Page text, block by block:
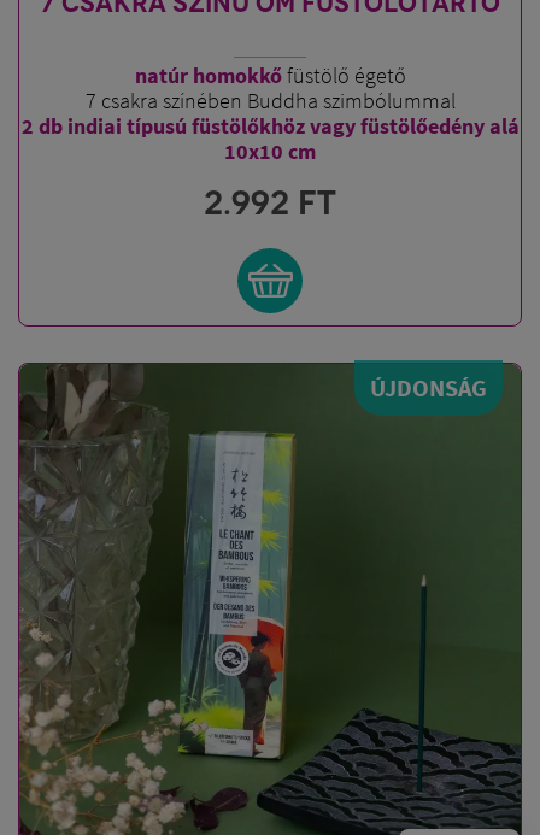
natúr homokkőfüstölő égető
7 csakra színében Buddha szimbólummal
2 db indiai típusú füstölőkhöz vagy füstölőedény alá
10x10 cm
2.992 FT
ÚJDONSÁG